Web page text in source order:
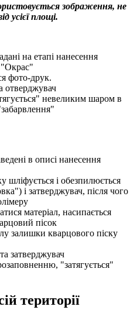
зображення, не
усієї площі.
на етапі нанесення
"Окрас"
фото-друк.
отверджувач
невеликим шаром в
в описі нанесення
шліфується і обезпилюється
і затверджувач, після чого
матеріал, насипається
пісок
залишки кварцового піску
затверджувач
"затягується"
території